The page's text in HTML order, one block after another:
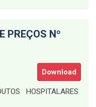
PREÇOS Nº
Download
HOSPITALARES